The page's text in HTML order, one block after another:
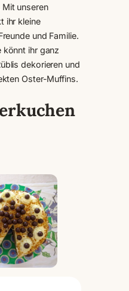
unseren
ihr kleine
und Familie.
könnt ihr ganz
dekorieren und
Oster-Muffins.